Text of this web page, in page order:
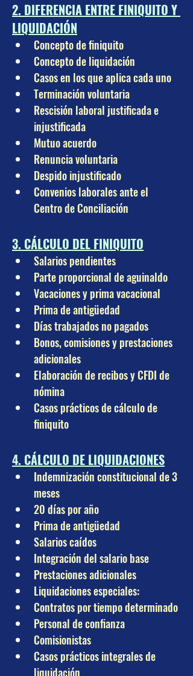
2. DIFERENCIA ENTRE FINIQUITO Y
LIQUIDACIÓN
Concepto de finiquito
Concepto de liquidación
Casos en los que aplica cada uno
Terminación voluntaria
Rescisión laboral justificada e
injustificada
Mutuo acuerdo
Renuncia voluntaria
Despido injustificado
Convenios laborales ante el
Centro de Conciliación
3. CÁLCULO DEL FINIQUITO
Salarios pendientes
Parte proporcional de aguinaldo
Vacaciones y prima vacacional
Prima de antigüedad
Días trabajados no pagados
Bonos, comisiones y prestaciones
adicionales
Elaboración de recibos y CFDI de
nómina
Casos prácticos de cálculo de
finiquito
4. CÁLCULO DE LIQUIDACIONES
Indemnización constitucional de 3
meses
20 días por año
Prima de antigüedad
Salarios caídos
Integración del salario base
Prestaciones adicionales
Liquidaciones especiales:
Contratos por tiempo determinado
Personal de confianza
Comisionistas
Casos prácticos integrales de
liquidación